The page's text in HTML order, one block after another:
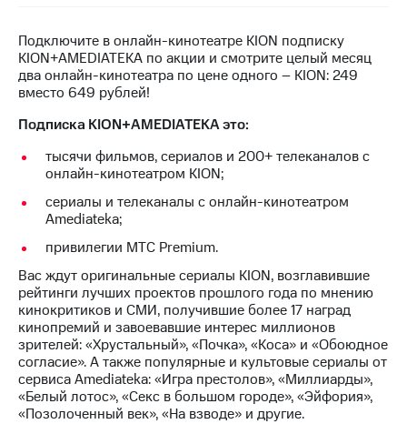
Роуминг
Семейная
группа
Заказать
SIM-
карту
Оформить
eSIM
SIM-
карта
для
иностранцев
Оформить
чистый
номер
Выбрать
Тарифы
RED,
РИИЛ
и МТС
Супер
при
оплате
МТС
Деньги
Спутниковое ТВ
Выберите
и подключите
ТВ
с выгодным
тарифом
Интернет,
Подключите в онлайн-кинотеатре KION подписку
KION+AMEDIATEKA по акции и смотрите целый месяц
два онлайн-кинотеатра по цене одного – KION: 249
вместо 649 рублей!
Подписка KION+AMEDIATEKA это:
тысячи фильмов, сериалов и 200+ телеканалов с
онлайн-кинотеатром KION;
сериалы и телеканалы с онлайн-кинотеатром
Amediateka;
привилегии МТС Premium.
Вас ждут оригинальные сериалы KION, возглавившие
рейтинги лучших проектов прошлого года по мнению
кинокритиков и СМИ, получившие более 17 наград
кинопремий и завоевавшие интерес миллионов
зрителей: «Хрустальный», «Почка», «Коса» и «Обоюдное
согласие». А также популярные и культовые сериалы от
сервиса Amediateka: «Игра престолов», «Миллиарды»,
«Белый лотос», «Секс в большом городе», «Эйфория»,
«Позолоченный век», «На взводе» и другие.